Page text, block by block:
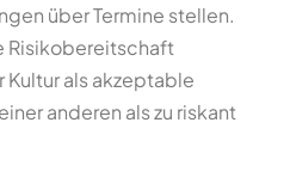
über Termine stellen.
Risikobereitschaft
Kultur als akzeptable
anderen als zu riskant